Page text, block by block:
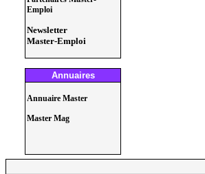
Emploi
Newsletter
Master-Emploi
Annuaires
Annuaire Master
Master Mag